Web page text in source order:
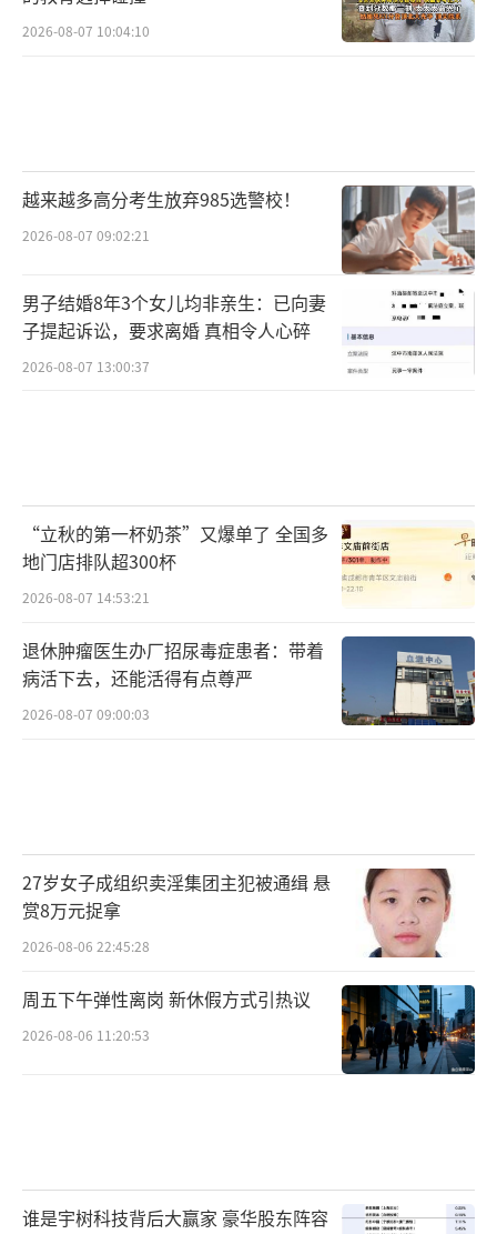
2026-08-07 10:04:10
越来越多高分考生放弃985选警校！
2026-08-07 09:02:21
男子结婚8年3个女儿均非亲生：已向妻
子提起诉讼，要求离婚 真相令人心碎
2026-08-07 13:00:37
“立秋的第一杯奶茶”又爆单了 全国多
地门店排队超300杯
2026-08-07 14:53:21
退休肿瘤医生办厂招尿毒症患者：带着
病活下去，还能活得有点尊严
2026-08-07 09:00:03
27岁女子成组织卖淫集团主犯被通缉 悬
赏8万元捉拿
2026-08-06 22:45:28
周五下午弹性离岗 新休假方式引热议
2026-08-06 11:20:53
谁是宇树科技背后大赢家 豪华股东阵容